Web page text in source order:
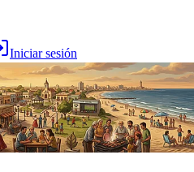
Iniciar sesión